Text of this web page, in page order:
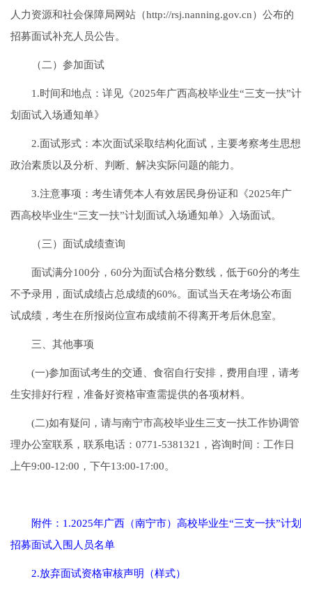
人力资源和社会保障局网站（http://rsj.nanning.gov.cn）公布的
招募面试补充人员公告。
（二）参加面试
1.时间和地点：详见《2025年广西高校毕业生“三支一扶”计
划面试入场通知单》
2.面试形式：本次面试采取结构化面试，主要考察考生思想
政治素质以及分析、判断、解决实际问题的能力。
3.注意事项：考生请凭本人有效居民身份证和《2025年广
西高校毕业生“三支一扶”计划面试入场通知单》入场面试。
（三）面试成绩查询
面试满分100分，60分为面试合格分数线，低于60分的考生
不予录用，面试成绩占总成绩的60%。面试当天在考场公布面
试成绩，考生在所报岗位宣布成绩前不得离开考后休息室。
三、其他事项
(一)参加面试考生的交通、食宿自行安排，费用自理，请考
生安排好行程，准备好资格审查需提供的各项材料。
(二)如有疑问，请与南宁市高校毕业生三支一扶工作协调管
理办公室联系，联系电话：0771-5381321，咨询时间：工作日
上午9:00-12:00，下午13:00-17:00。
附件：1.2025年广西（南宁市）高校毕业生“三支一扶”计划
招募面试入围人员名单
2.放弃面试资格审核声明（样式）